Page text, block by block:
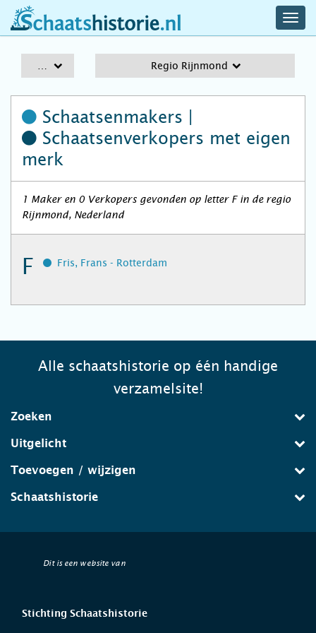
schaatshistorie.nl
Regio Rijnmond
Schaatsenmakers |
Schaatsenverkopers met eigen
merk
1 Maker en 0 Verkopers gevonden op letter F in de regio
Rijnmond, Nederland
F Fris, Frans - Rotterdam
Alle schaatshistorie op één handige
verzamelsite!
Zoeken
Uitgelicht
Toevoegen / wijzigen
Schaatshistorie
Dit is een website van
Stichting Schaatshistorie